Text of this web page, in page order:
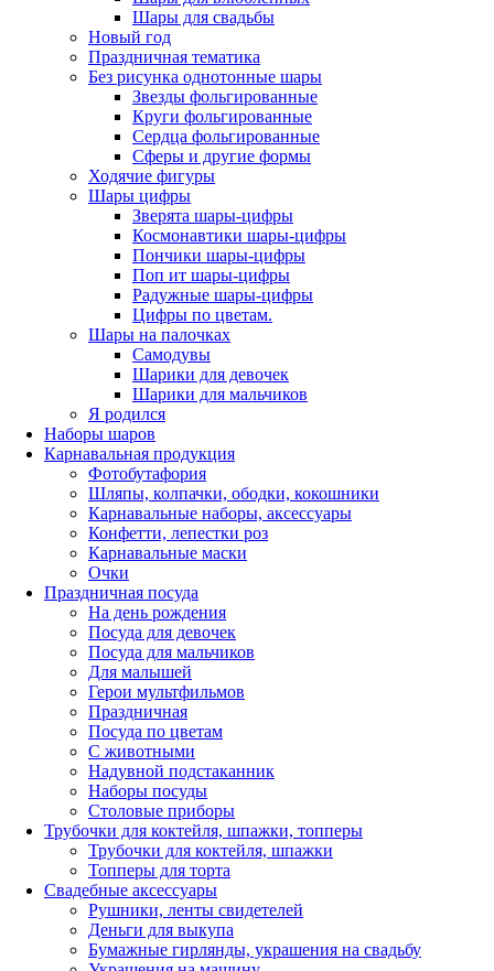
Шары для свадьбы
Новый год
Праздничная тематика
Без рисунка однотонные шары
Звезды фольгированные
Круги фольгированные
Сердца фольгированные
Сферы и другие формы
Ходячие фигуры
Шары цифры
Зверята шары-цифры
Космонавтики шары-цифры
Пончики шары-цифры
Поп ит шары-цифры
Радужные шары-цифры
Цифры по цветам.
Шары на палочках
Самодувы
Шарики для девочек
Шарики для мальчиков
Я родился
Наборы шаров
Карнавальная продукция
Фотобутафория
Шляпы, колпачки, ободки, кокошники
Карнавальные наборы, аксессуары
Конфетти, лепестки роз
Карнавальные маски
Очки
Праздничная посуда
На день рождения
Посуда для девочек
Посуда для мальчиков
Для малышей
Герои мультфильмов
Праздничная
Посуда по цветам
С животными
Надувной подстаканник
Наборы посуды
Столовые приборы
Трубочки для коктейля, шпажки, топперы
Трубочки для коктейля, шпажки
Топперы для торта
Свадебные аксессуары
Рушники, ленты свидетелей
Деньги для выкупа
Бумажные гирлянды, украшения на свадьбу